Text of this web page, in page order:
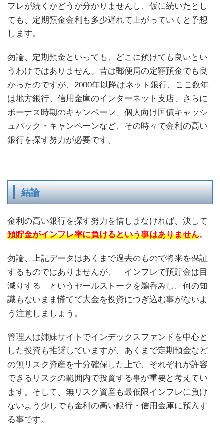
フレが続くかどうか分かりませんし、仮に続いたとし
ても、定期預金金利も多少遅れて上がっていくと予想
します。
勿論、定期預金といっても、どこに預けても良いとい
うわけではありません。昔は郵便局の定額預金でも良
かったのですが、2000年以降はネット銀行、ここ数年
は地方銀行、信用金庫のインターネット支店、さらに
ボーナス時期のキャンペーン、個人向け国債キャッシ
ュバック・キャンペーンなど、その時々で金利の高い
銀行を探す努力が必要です。
結論
金利の高い銀行を探す努力を惜しまなければ、決して
預貯金がインフレ率に負けるという事はありません。
勿論、上記データはあくまで過去のもので将来を保証
するものではありませんが、「インフレで預貯金は目
減りする」というセールストークを鵜呑みし、何の知
識もないまま慌てて大金を投資につぎ込む事がないよ
う注意しましょう。
管理人は姉妹サイトでインデックスファンドを中心と
した投資も推奨していますが、あくまで定期預金など
の無リスク資産を十分確保した上で、それぞれが許容
できるリスクの範囲内で投資する事が重要と考えてい
ます。そして、無リスク資産も最低限インフレに負け
ないよう少しでも金利の高い銀行・信用金庫に預入す
る事です。